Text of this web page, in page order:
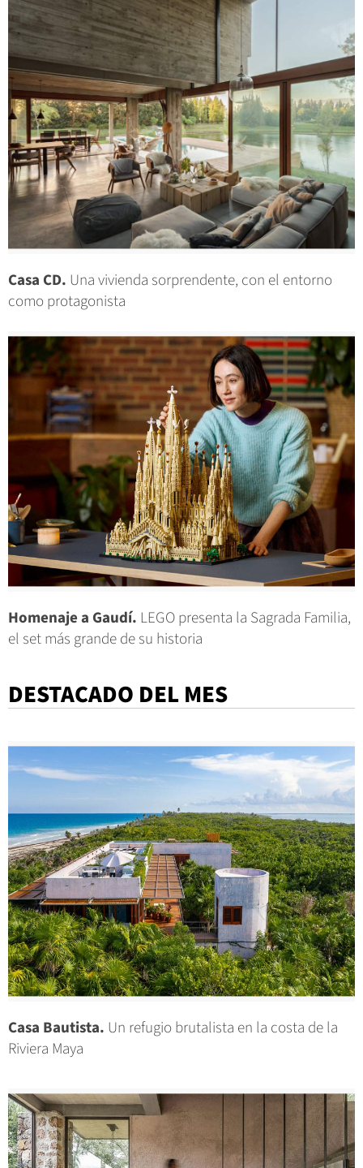
Casa CD. Una vivienda sorprendente, con el entorno
como protagonista
Homenaje a Gaudí. LEGO presenta la Sagrada Familia,
el set más grande de su historia
DESTACADO DEL MES
Casa Bautista. Un refugio brutalista en la costa de la
Riviera Maya